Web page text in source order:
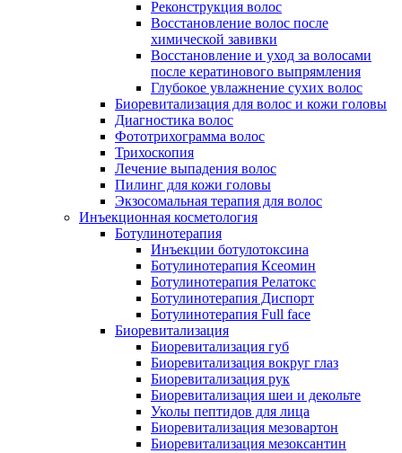
Реконструкция волос
Восстановление волос после
химической завивки
Восстановление и уход за волосами
после кератинового выпрямления
Глубокое увлажнение сухих волос
Биоревитализация для волос и кожи головы
Диагностика волос
Фототрихограмма волос
Трихоскопия
Лечение выпадения волос
Пилинг для кожи головы
Экзосомальная терапия для волос
Инъекционная косметология
Ботулинотерапия
Инъекции ботулотоксина
Ботулинотерапия Ксеомин
Ботулинотерапия Релатокс
Ботулинотерапия Диспорт
Ботулинотерапия Full face
Биоревитализация
Биоревитализация губ
Биоревитализация вокруг глаз
Биоревитализация рук
Биоревитализация шеи и декольте
Уколы пептидов для лица
Биоревитализация мезовартон
Биоревитализация мезоксантин